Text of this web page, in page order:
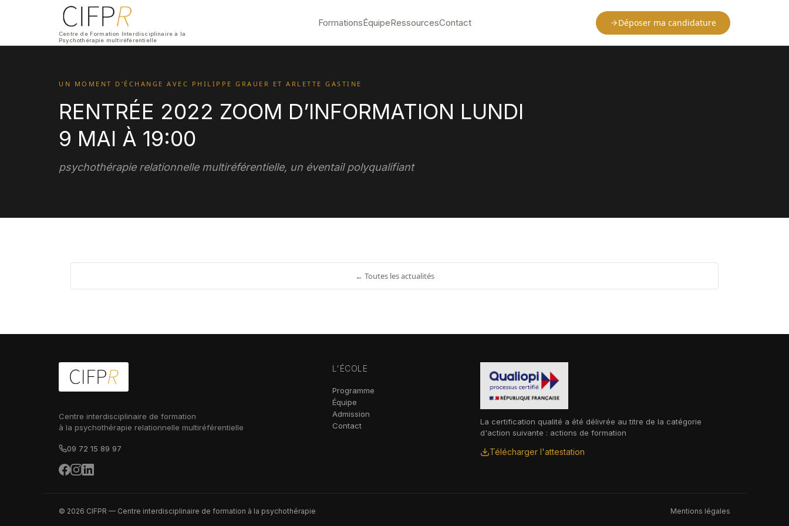
Centre de Formation Interdisciplinaire à la
Psychothérapie multiréférentielle
FormationsÉquipeRessourcesContact Déposer ma candidature
UN MOMENT D'ÉCHANGE AVEC PHILIPPE GRAUER ET ARLETTE GASTINE
RENTRÉE 2022 ZOOM D’INFORMATION LUNDI
9 MAI À 19:00
psychothérapie relationnelle multiréférentielle, un éventail polyqualifiant
← Toutes les actualités
Centre interdisciplinaire de formation
à la psychothérapie relationnelle multiréférentielle
09 72 15 89 97
L'ÉCOLE
Programme
Équipe
Admission
Contact
La certification qualité a été délivrée au titre de la catégorie
d'action suivante : actions de formation
Télécharger l'attestation
© 2026 CIFPR — Centre interdisciplinaire de formation à la psychothérapie Mentions légales